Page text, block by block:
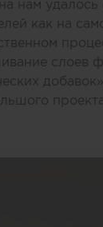
нам удалось
как на
слоев